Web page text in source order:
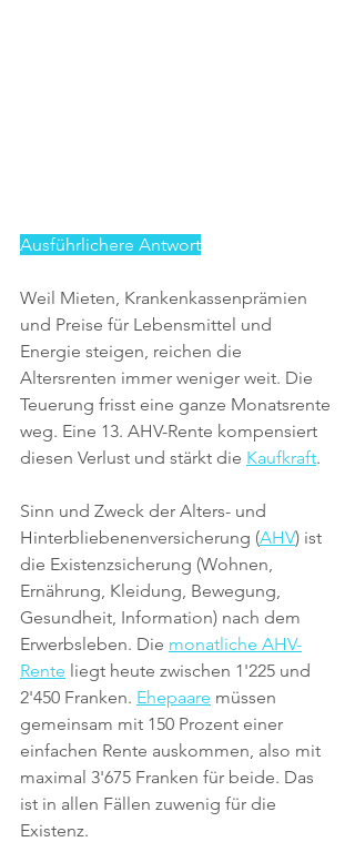
Ausführlichere Antwort
Weil Mieten, Krankenkassenprämien
und Preise für Lebensmittel und
Energie steigen, reichen die
Altersrenten immer weniger weit. Die
Teuerung frisst eine ganze Monatsrente
weg. Eine 13. AHV-Rente kompensiert
diesen Verlust und stärkt die Kaufkraft.
Sinn und Zweck der Alters- und
Hinterbliebenenversicherung (AHV) ist
die Existenzsicherung (Wohnen,
Ernährung, Kleidung, Bewegung,
Gesundheit, Information) nach dem
Erwerbsleben. Die monatliche AHV-
Rente liegt heute zwischen 1'225 und
2'450 Franken. Ehepaare müssen
gemeinsam mit 150 Prozent einer
einfachen Rente auskommen, also mit
maximal 3'675 Franken für beide. Das
ist in allen Fällen zuwenig für die
Existenz.